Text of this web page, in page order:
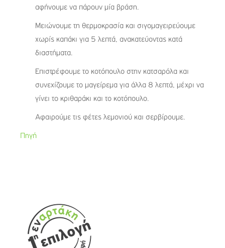
αφήνουμε να πάρουν μία βράση.
Μειώνουμε τη θερμοκρασία και σιγομαγειρεύουμε
χωρίς καπάκι για 5 λεπτά, ανακατεύοντας κατά
διαστήματα.
Επιστρέφουμε το κοτόπουλο στην κατσαρόλα και
συνεχίζουμε το μαγείρεμα για άλλα 8 λεπτά, μέχρι να
γίνει το κριθαράκι και το κοτόπουλο.
Αφαιρούμε τις φέτες λεμονιού και σερβίρουμε.
Πηγή